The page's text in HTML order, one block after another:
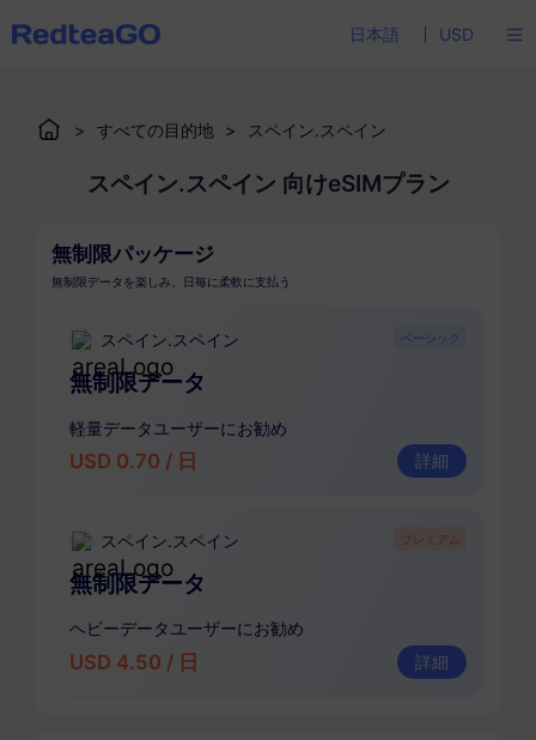
日本語 USD
> すべての目的地 > スペイン.スペイン
スペイン.スペイン 向けeSIMプラン
無制限パッケージ
無制限データを楽しみ、日毎に柔軟に支払う
スペイン.スペイン
無制限データ
軽量データユーザーにお勧め
USD 0.70 / 日 詳細
ベーシック
スペイン.スペイン
無制限データ
ヘビーデータユーザーにお勧め
USD 4.50 / 日 詳細
プレミアム